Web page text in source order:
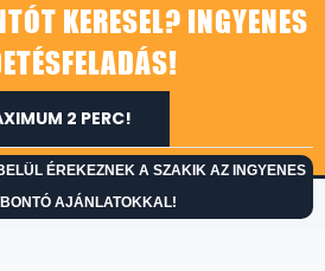
KERESEL? INGYENES
ÉREKEZNEK A SZAKIK AZ INGYENES
AJÁNLATOKKAL!
2 PERC!